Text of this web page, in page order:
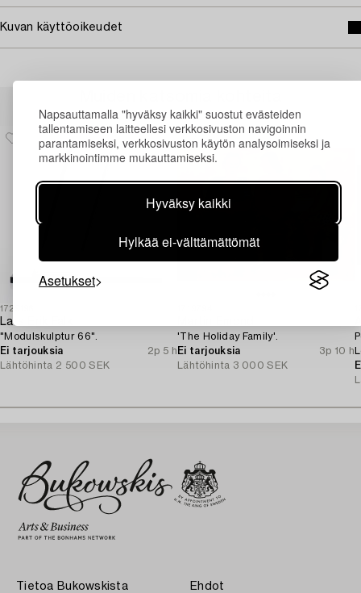
Napsauttamalla "hyväksy kaikki" suostut evästeiden
tallentamiseen laitteellesi verkkosivuston navigoinnin
parantamiseksi, verkkosivuston käytön analysoimiseksi ja
markkinointimme mukauttamiseksi.
Hyväksy kaikki
Hylkää ei-välttämättömät
Asetukset
Kuvan käyttöoikeudet
1729196
Lars Erik Falk
"Modulskulptur 66".
Ei tarjouksia
2p 5 h
Lähtöhinta 2 500 SEK
'The Holiday Family'.
Ei tarjouksia
3p 10 h
Lähtöhinta 3 000 SEK
Tietoa Bukowskista Ehdot